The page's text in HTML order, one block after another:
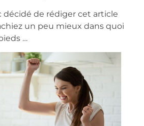
décidé de rédiger cet article
un peu mieux dans quoi
…